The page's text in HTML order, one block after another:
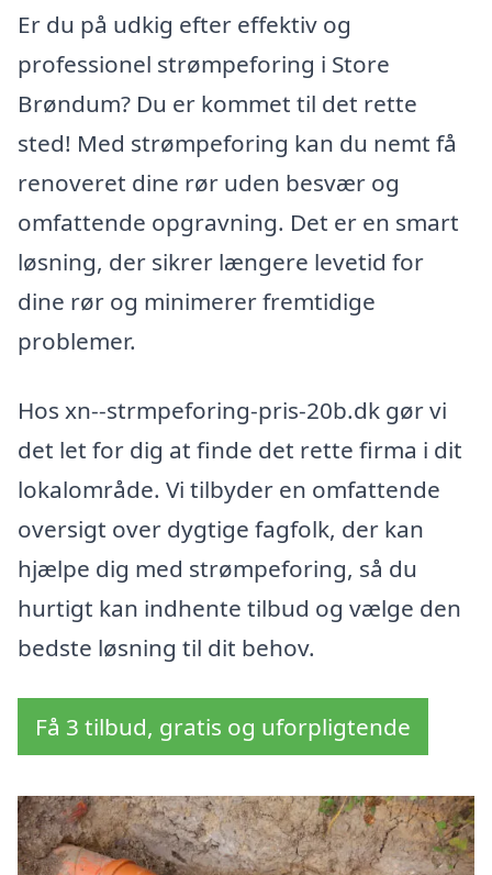
Er du på udkig efter effektiv og
professionel strømpeforing i Store
Brøndum? Du er kommet til det rette
sted! Med strømpeforing kan du nemt få
renoveret dine rør uden besvær og
omfattende opgravning. Det er en smart
løsning, der sikrer længere levetid for
dine rør og minimerer fremtidige
problemer.
Hos xn--strmpeforing-pris-20b.dk gør vi
det let for dig at finde det rette firma i dit
lokalområde. Vi tilbyder en omfattende
oversigt over dygtige fagfolk, der kan
hjælpe dig med strømpeforing, så du
hurtigt kan indhente tilbud og vælge den
bedste løsning til dit behov.
Få 3 tilbud, gratis og uforpligtende